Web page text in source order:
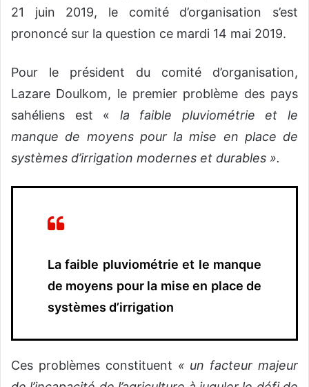
21 juin 2019, le comité d’organisation s’est
prononcé sur la question ce mardi 14 mai 2019.
Pour le président du comité d’organisation,
Lazare Doulkom, le premier problème des pays
sahéliens est « la faible pluviométrie et le
manque de moyens pour la mise en place de
systèmes d’irrigation modernes et durables ».
La faible pluviométrie et le manque
de moyens pour la mise en place de
systèmes d’irrigation
Ces problèmes constituent « un facteur majeur